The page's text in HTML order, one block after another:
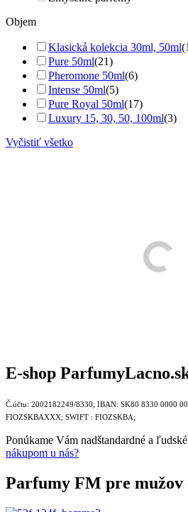
Objem
Klasická kolekcia 30ml, 50ml
Pure 50ml(21)
Pheromone 50ml(6)
Intense 50ml(5)
Pure Royal 50ml(17)
Luxury 15, 30, 50, 100ml(3)
Vyčistiť všetko
E-shop
Č.účtu: 2002182249/8330; IBAN: SK80 8330 0000
FIOZSKBAXXX; SWIFT : FIOZSKBA;
Ponúkame Vám nadštandardné a
nákupom u nás?
Parfumy FM pre mužov